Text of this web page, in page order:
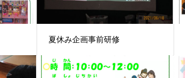
夏休み企画事前研修